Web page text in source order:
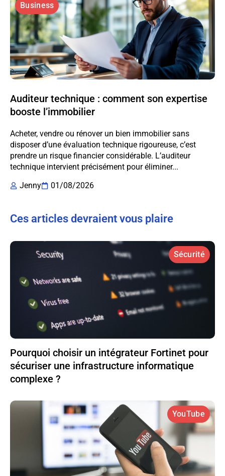
Business
Auditeur technique : comment son expertise
booste l’immobilier
Acheter, vendre ou rénover un bien immobilier sans
disposer d’une évaluation technique rigoureuse, c’est
prendre un risque financier considérable. L’auditeur
technique intervient précisément pour éliminer...
Jenny
01/08/2026
Ces articles devraient vous plaire
Sécurité
Pourquoi choisir un intégrateur Fortinet pour
sécuriser une infrastructure informatique
complexe ?
YouTube